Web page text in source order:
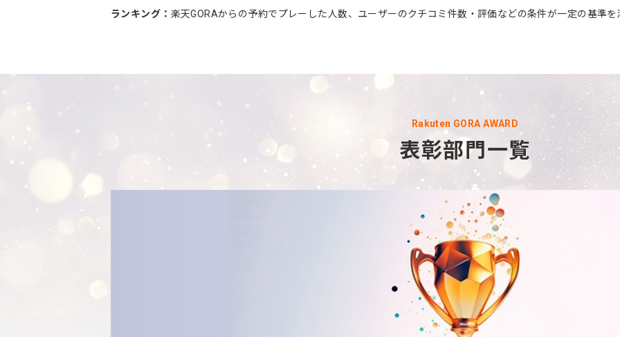
ランキング： 楽天GORAからの予約でプレーした人数、ユーザーのクチコミ件数・評価などの条件が一定の基準
Rakuten GORA AWARD
表彰部門一覧